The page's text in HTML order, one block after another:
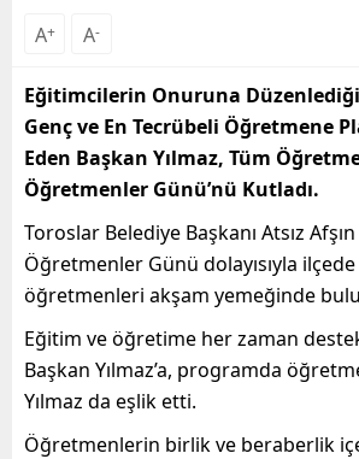
A+ A-
Eğitimcilerin Onuruna Düzenlediği
Genç ve En Tecrübeli Öğretmene
Eden Başkan Yılmaz, Tüm
Öğretmenler Günü’nü Kutladı.
Toroslar Belediye Başkanı Atsız Afşın
Öğretmenler Günü dolayısıyla
öğretmenleri akşam yemeğinde
Eğitim ve öğretime her zaman
Başkan Yılmaz’a, programda
Yılmaz da eşlik etti.
Öğretmenlerin birlik ve beraberlik